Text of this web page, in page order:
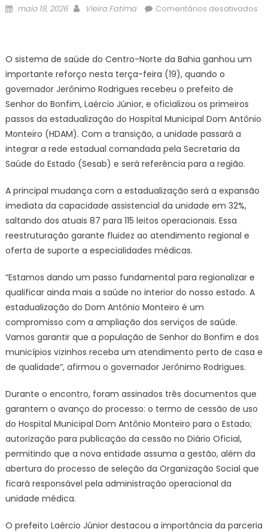
Posted
maio 19, 2026 Author
Vieira Fatima
Comentários desativados
Bahia
recebe
novos
investimentos
do
Estado
em
saúde
desenvolvimento
rural
O sistema de saúde do Centro-Norte da Bahia ganhou um
importante reforço nesta terça-feira (19), quando o
governador Jerônimo Rodrigues recebeu o prefeito de
Senhor do Bonfim, Laércio Júnior, e oficializou os primeiros
passos da estadualização do Hospital Municipal Dom Antônio
Monteiro (HDAM). Com a transição, a unidade passará a
integrar a rede estadual comandada pela Secretaria da
Saúde do Estado (Sesab) e será referência para a região.
A principal mudança com a estadualização será a expansão
imediata da capacidade assistencial da unidade em 32%,
saltando dos atuais 87 para 115 leitos operacionais. Essa
reestruturação garante fluidez ao atendimento regional e
oferta de suporte a especialidades médicas.
“Estamos dando um passo fundamental para regionalizar e
qualificar ainda mais a saúde no interior do nosso estado. A
estadualização do Dom Antônio Monteiro é um
compromisso com a ampliação dos serviços de saúde.
Vamos garantir que a população de Senhor do Bonfim e dos
municípios vizinhos receba um atendimento perto de casa e
de qualidade”, afirmou o governador Jerônimo Rodrigues.
Durante o encontro, foram assinados três documentos que
garantem o avanço do processo: o termo de cessão de uso
do Hospital Municipal Dom Antônio Monteiro para o Estado;
autorização para publicação da cessão no Diário Oficial,
permitindo que a nova entidade assuma a gestão, além da
abertura do processo de seleção da Organização Social que
ficará responsável pela administração operacional da
unidade médica.
O prefeito Laércio Júnior destacou a importância da parceria